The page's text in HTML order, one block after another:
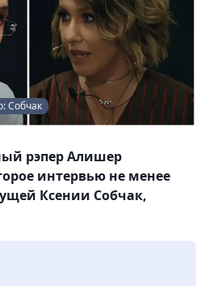
Собчак
рэпер Алишер
интервью не менее
Ксении Собчак,